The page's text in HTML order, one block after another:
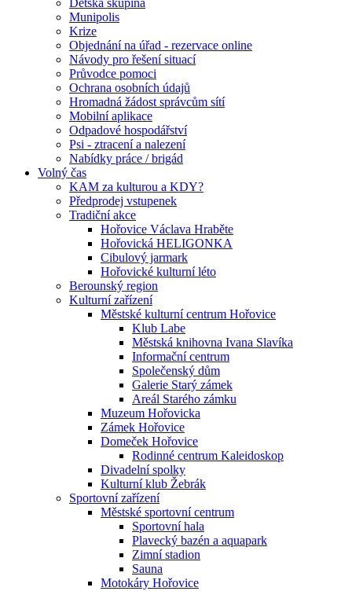
Dětská skupina
Munipolis
Krize
Objednání na úřad - rezervace online
Návody pro řešení situací
Průvodce pomoci
Ochrana osobních údajů
Hromadná žádost správcům sítí
Mobilní aplikace
Odpadové hospodářství
Psi - ztracení a nalezení
Nabídky práce / brigád
Volný čas
KAM za kulturou a KDY?
Předprodej vstupenek
Tradiční akce
Hořovice Václava Hraběte
Hořovická HELIGONKA
Cibulový jarmark
Hořovické kulturní léto
Berounský region
Kulturní zařízení
Městské kulturní centrum Hořovice
Klub Labe
Městská knihovna Ivana Slavíka
Informační centrum
Společenský dům
Galerie Starý zámek
Areál Starého zámku
Muzeum Hořovicka
Zámek Hořovice
Domeček Hořovice
Rodinné centrum Kaleidoskop
Divadelní spolky
Kulturní klub Žebrák
Sportovní zařízení
Městské sportovní centrum
Sportovní hala
Plavecký bazén a aquapark
Zimní stadion
Sauna
Motokáry Hořovice